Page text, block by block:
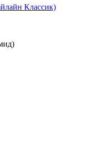
Классик)